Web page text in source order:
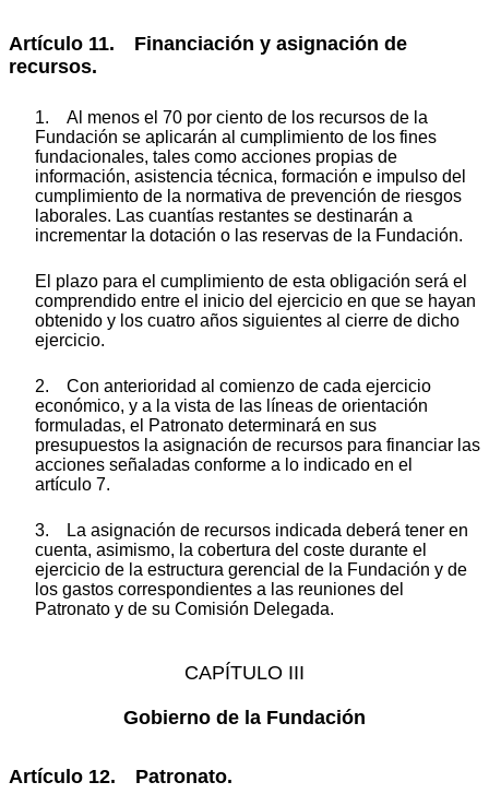
Artículo 11. Financiación y asignación de
recursos.
1. Al menos el 70 por ciento de los recursos de la
Fundación se aplicarán al cumplimiento de los fines
fundacionales, tales como acciones propias de
información, asistencia técnica, formación e impulso del
cumplimiento de la normativa de prevención de riesgos
laborales. Las cuantías restantes se destinarán a
incrementar la dotación o las reservas de la Fundación.
El plazo para el cumplimiento de esta obligación será el
comprendido entre el inicio del ejercicio en que se hayan
obtenido y los cuatro años siguientes al cierre de dicho
ejercicio.
2. Con anterioridad al comienzo de cada ejercicio
económico, y a la vista de las líneas de orientación
formuladas, el Patronato determinará en sus
presupuestos la asignación de recursos para financiar las
acciones señaladas conforme a lo indicado en el
artículo 7.
3. La asignación de recursos indicada deberá tener en
cuenta, asimismo, la cobertura del coste durante el
ejercicio de la estructura gerencial de la Fundación y de
los gastos correspondientes a las reuniones del
Patronato y de su Comisión Delegada.
CAPÍTULO III
Gobierno de la Fundación
Artículo 12. Patronato.